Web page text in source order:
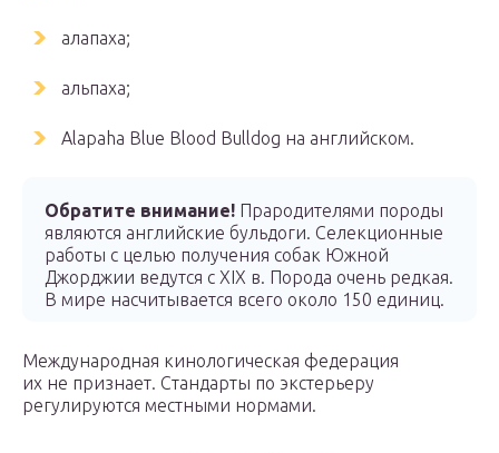
алапаха;
альпаха;
Alapaha Blue Blood Bulldog на английском.
Обратите внимание! Прародителями породы
являются английские бульдоги. Селекционные
работы с целью получения собак Южной
Джорджии ведутся с XIX в. Порода очень редкая.
В мире насчитывается всего около 150 единиц.
Международная кинологическая федерация
их не признает. Стандарты по экстерьеру
регулируются местными нормами.